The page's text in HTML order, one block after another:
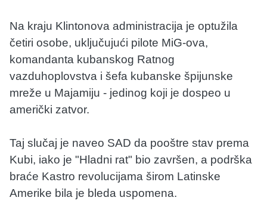
Na kraju Klintonova administracija je optužila
četiri osobe, uključujući pilote MiG-ova,
komandanta kubanskog Ratnog
vazduhoplovstva i šefa kubanske špijunske
mreže u Majamiju - jedinog koji je dospeo u
američki zatvor.
Taj slučaj je naveo SAD da pooštre stav prema
Kubi, iako je "Hladni rat" bio završen, a podrška
braće Kastro revolucijama širom Latinske
Amerike bila je bleda uspomena.